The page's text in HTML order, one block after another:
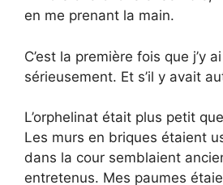
en me prenant la main.
C’est la première fois que j’y
sérieusement. Et s’il y avait
L’orphelinat était plus petit
Les murs en briques étaient
dans la cour semblaient
entretenus. Mes paumes